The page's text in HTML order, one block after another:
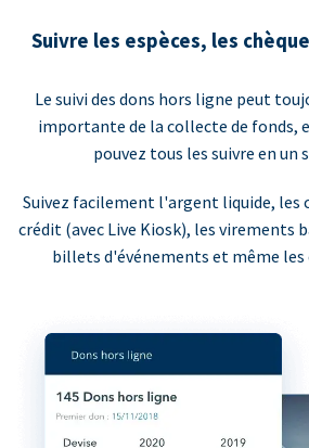
Suivre les espèces, les
Le suivi des dons hors ligne peut
importante de la collecte de fonds,
pouvez tous les suivre en un
Suivez facilement l'argent liquide, les
crédit (avec Live Kiosk), les virements
billets d'événements et même